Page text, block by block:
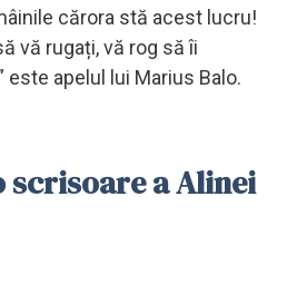
cărora stă acest lucru!
vă rugați, vă rog să îi
apelul lui Marius Balo.
scrisoare a Alinei